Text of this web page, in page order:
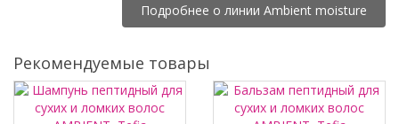
Подробнее о линии Ambient moisture
Рекомендуемые товары